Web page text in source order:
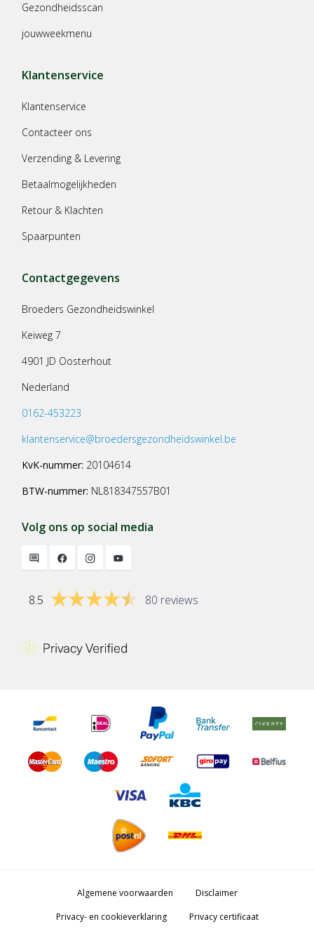
Gezondheidsscan
jouwweekmenu
Klantenservice
Klantenservice
Contacteer ons
Verzending & Levering
Betaalmogelijkheden
Retour & Klachten
Spaarpunten
Contactgegevens
Broeders Gezondheidswinkel
Keiweg 7
4901 JD Oosterhout
Nederland
0162-453223
klantenservice@broedersgezondheidswinkel.be
KvK-nummer: 20104614
BTW-nummer: NL818347557B01
Volg ons op social media
8.5 80 reviews
Algemene voorwaarden
Disclaimer
Privacy- en cookieverklaring
Privacy certificaat